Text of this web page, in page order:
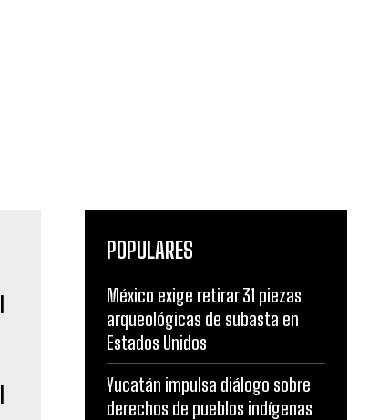
POPULARES
México exige retirar 31 piezas
arqueológicas de subasta en
Estados Unidos
Yucatán impulsa diálogo sobre
derechos de pueblos indígenas